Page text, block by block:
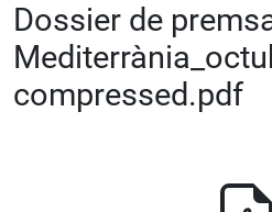
Dossier de
compressed.pdf